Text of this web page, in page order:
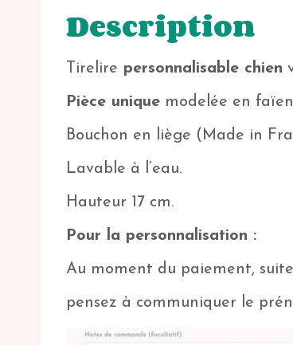
Description
Tirelire personnalisable chien
Pièce unique modelée en
Bouchon en liège (Made in
Lavable à l’eau.
Hauteur 17 cm.
Pour la personnalisation :
Au moment du paiement,
pensez à communiquer le